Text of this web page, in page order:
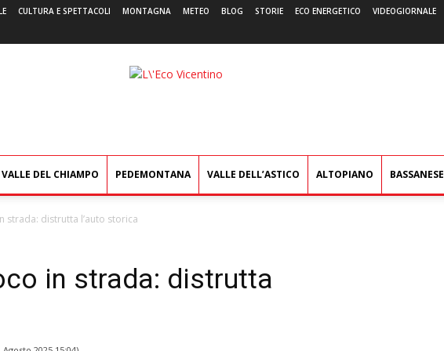
CULTURA E SPETTACOLI MONTAGNA METEO BLOG STORIE ECO ENERGETICO VIDEOGIORNALE
L'Eco
VALLE DEL CHIAMPO PEDEMONTANA VALLE DELL’ASTICO ALTOPIANO BASSANESE
strada: distrutta l’auto storica
in strada: distrutta